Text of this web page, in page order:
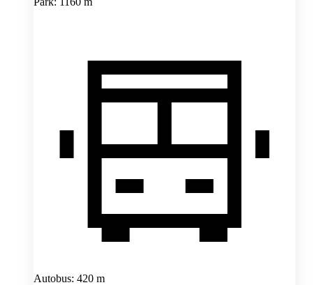
Autobus: 420 m